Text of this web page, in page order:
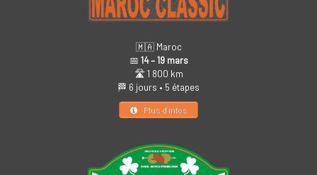
🇲🇦 Maroc
📅 14 – 19 mars
🛣️ 1 800 km
🏁 6 jours • 5 étapes
Plus d’infos